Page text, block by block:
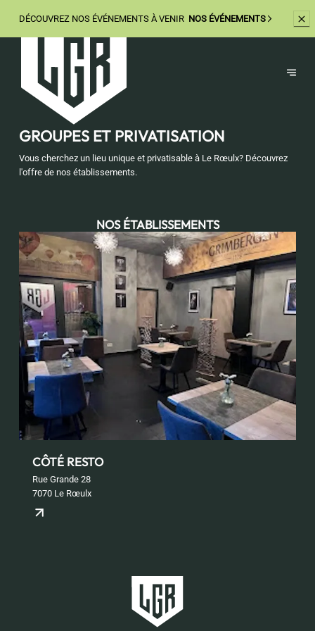
DÉCOUVREZ NOS ÉVÉNEMENTS À VENIR NOS ÉVÉNEMENTS
GROUPES ET PRIVATISATION
Vous cherchez un lieu unique et privatisable à Le Rœulx? Découvrez
l'offre de nos établissements.
NOS ÉTABLISSEMENTS
CÔTÉ RESTO
Rue Grande 28
7070 Le Rœulx